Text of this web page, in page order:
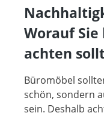
Worauf
achten
Büromöbel
schön, sondern
sein. Deshalb